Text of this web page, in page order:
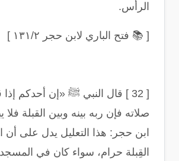
الرأس.
[
📚 فتح الباري لابن حجر ١٣١/٢ ]
[ 32 ]
قال النبي ﷺ «إن أحدكم
صلاته فإن ربه بينه وبين القبلة
ابن حجر: هذا التعليل يدل على أن
القِبلة حرام، سواء كان في المسجد